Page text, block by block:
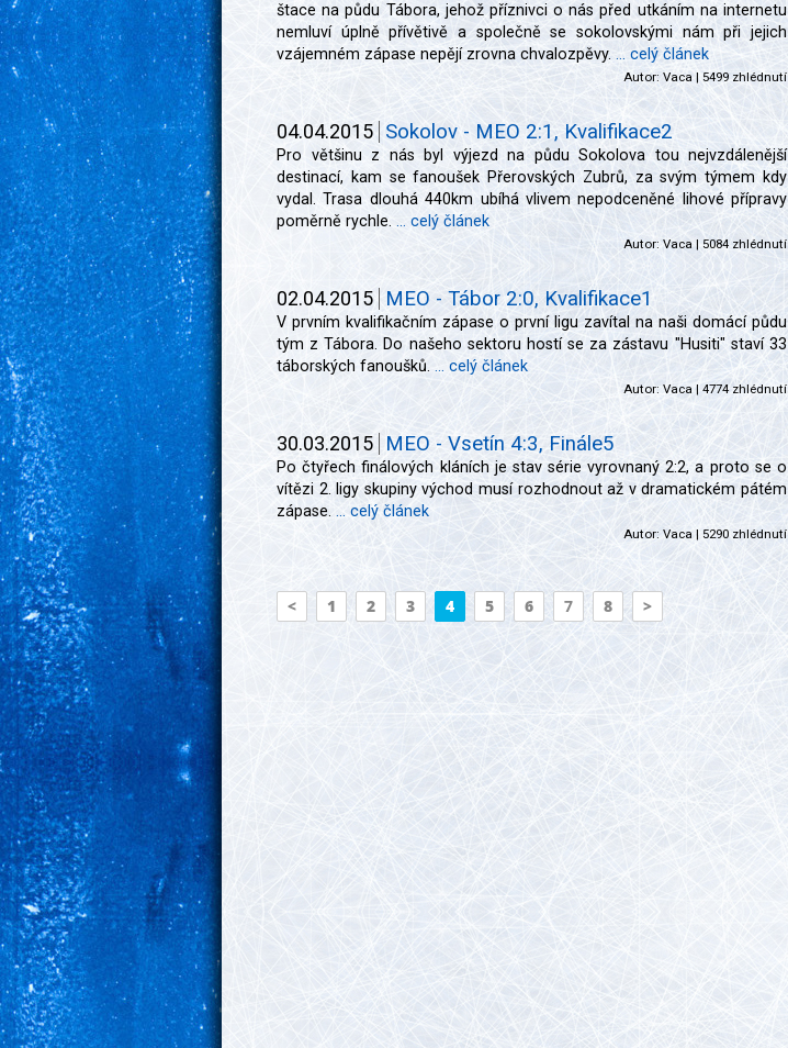
štace na půdu Tábora, jehož příznivci o nás před utkáním na internetu
nemluví úplně přívětivě a společně se sokolovskými nám při jejich
vzájemném zápase nepějí zrovna chvalozpěvy. ... celý článek
Autor: Vaca | 5499 zhlédnutí
04.04.2015 Sokolov - MEO 2:1, Kvalifikace2
Pro většinu z nás byl výjezd na půdu Sokolova tou nejvzdálenější
destinací, kam se fanoušek Přerovských Zubrů, za svým týmem kdy
vydal. Trasa dlouhá 440km ubíhá vlivem nepodceněné lihové přípravy
poměrně rychle. ... celý článek
Autor: Vaca | 5084 zhlédnutí
02.04.2015 MEO - Tábor 2:0, Kvalifikace1
V prvním kvalifikačním zápase o první ligu zavítal na naši domácí půdu
tým z Tábora. Do našeho sektoru hostí se za zástavu "Husiti" staví 33
táborských fanoušků. ... celý článek
Autor: Vaca | 4774 zhlédnutí
30.03.2015 MEO - Vsetín 4:3, Finále5
Po čtyřech finálových kláních je stav série vyrovnaný 2:2, a proto se o
vítězi 2. ligy skupiny východ musí rozhodnout až v dramatickém pátém
zápase. ... celý článek
Autor: Vaca| 5290 zhlédnutí
< 1 2 3 4 5 6 7 8 >